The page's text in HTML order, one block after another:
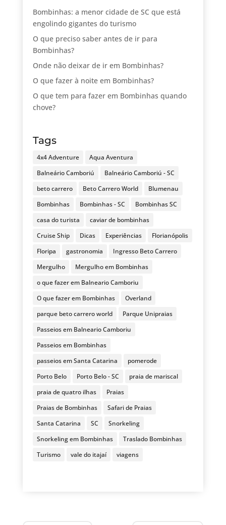
Bombinhas: a menor cidade de SC que está
engolindo gigantes do turismo
O que preciso saber antes de ir para
Bombinhas?
Onde não deixar de ir em Bombinhas?
O que fazer à noite em Bombinhas?
O que tem para fazer em Bombinhas quando
chove?
Tags
4x4 Adventure
Aqua Aventura
Balneário Camboriú
Balneário Camboriú - SC
beto carrero
Beto Carrero World
Blumenau
Bombinhas
Bombinhas - SC
Bombinhas SC
casa do turista
caviar de bombinhas
Cruise Ship
Dicas Experiências
Florianópolis
Floripa
gastronomia
Ingresso Beto Carrero
Mergulho
Mergulho em Bombinhas
o que fazer em Balneario Camboriu
O que fazer em Bombinhas
Overland
parque beto carrero world
Parque Unipraias
Passeios em Balneario Camboriu
Passeios em Bombinhas
passeios em Santa Catarina
pomerode
Porto Belo
Porto Belo - SC
praia de mariscal
praia de quatro ilhas
Praias
Praias de Bombinhas
Safari de Praias
Santa Catarina
SC
Snorkeling
Snorkeling em Bombinhas
Traslado Bombinhas
Turismo
vale do itajaí viagens